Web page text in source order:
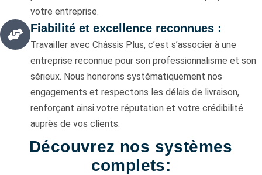
votre entreprise.
Fiabilité et excellence reconnues :
Travailler avec Châssis Plus, c’est s’associer à une
entreprise reconnue pour son professionnalisme et son
sérieux. Nous honorons systématiquement nos
engagements et respectons les délais de livraison,
renforçant ainsi votre réputation et votre crédibilité
auprès de vos clients.
Découvrez nos systèmes
complets: